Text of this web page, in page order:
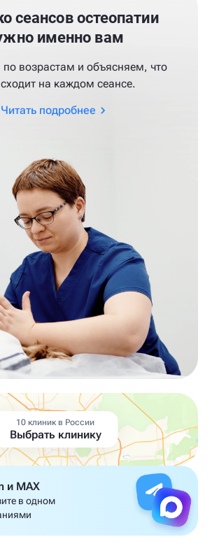
сеансов остеопатии
именно вам
возрастам и объясняем, что
на каждом сеансе.
Читать подробнее
10 клиник в России
Выбрать клинику
и MAX
в одном